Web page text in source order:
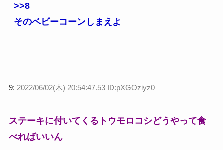
>>8
そのベビーコーンしまえよ
9: 2022/06/02(木) 20:54:47.53 ID:pXGOziyz0
ステーキに付いてくるトウモロコシどうやって食
べればいいん